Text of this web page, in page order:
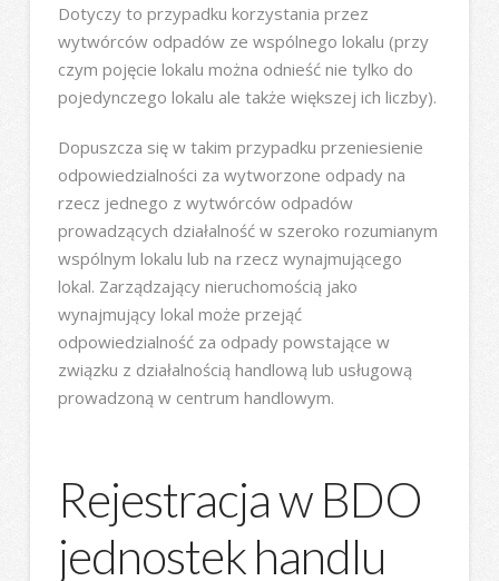
Dotyczy to przypadku korzystania przez
wytwórców odpadów ze wspólnego lokalu (przy
czym pojęcie lokalu można odnieść nie tylko do
pojedynczego lokalu ale także większej ich liczby).
Dopuszcza się w takim przypadku przeniesienie
odpowiedzialności za wytworzone odpady na
rzecz jednego z wytwórców odpadów
prowadzących działalność w szeroko rozumianym
wspólnym lokalu lub na rzecz wynajmującego
lokal. Zarządzający nieruchomością jako
wynajmujący lokal może przejąć
odpowiedzialność za odpady powstające w
związku z działalnością handlową lub usługową
prowadzoną w centrum handlowym.
Rejestracja w BDO
jednostek handlu